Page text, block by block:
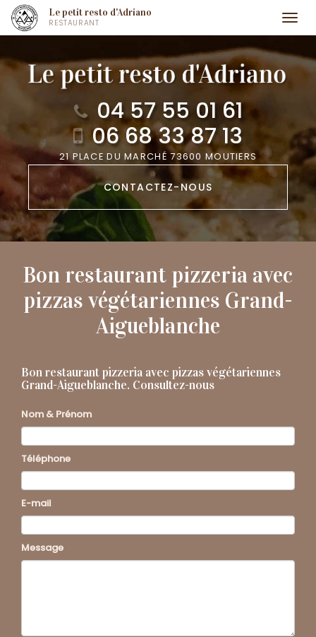
Aller
au
principal
Le petit resto d'Adriano
RESTAURANT
04 57 55 01 61
06 68 33 87 13
21 PLACE DU MARCHÉ 73600 MOUTIERS
CONTACTEZ-NOUS
Bon restaurant pizzeria avec
pizzas végétariennes Grand-
Aigueblanche
Bon restaurant pizzeria avec pizzas végétariennes
Grand-Aigueblanche. Consultez-nous
Nom & Prénom
Téléphone
E-mail
Message